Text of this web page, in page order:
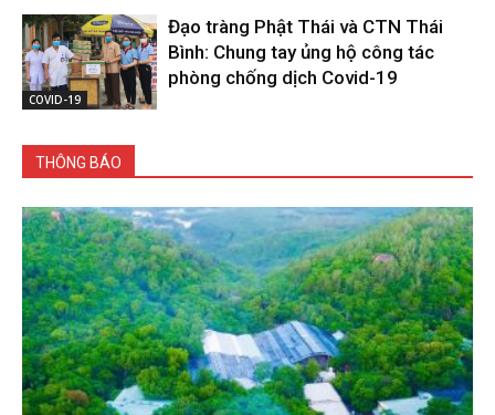
COVID-19
Đạo tràng Phật Thái và CTN Thái
Bình: Chung tay ủng hộ công tác
phòng chống dịch Covid-19
THÔNG BÁO